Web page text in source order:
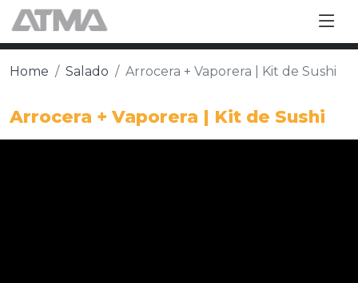
Home Salado Arrocera + Vaporera | Kit de Sushi
Arrocera + Vaporera | Kit de Sushi